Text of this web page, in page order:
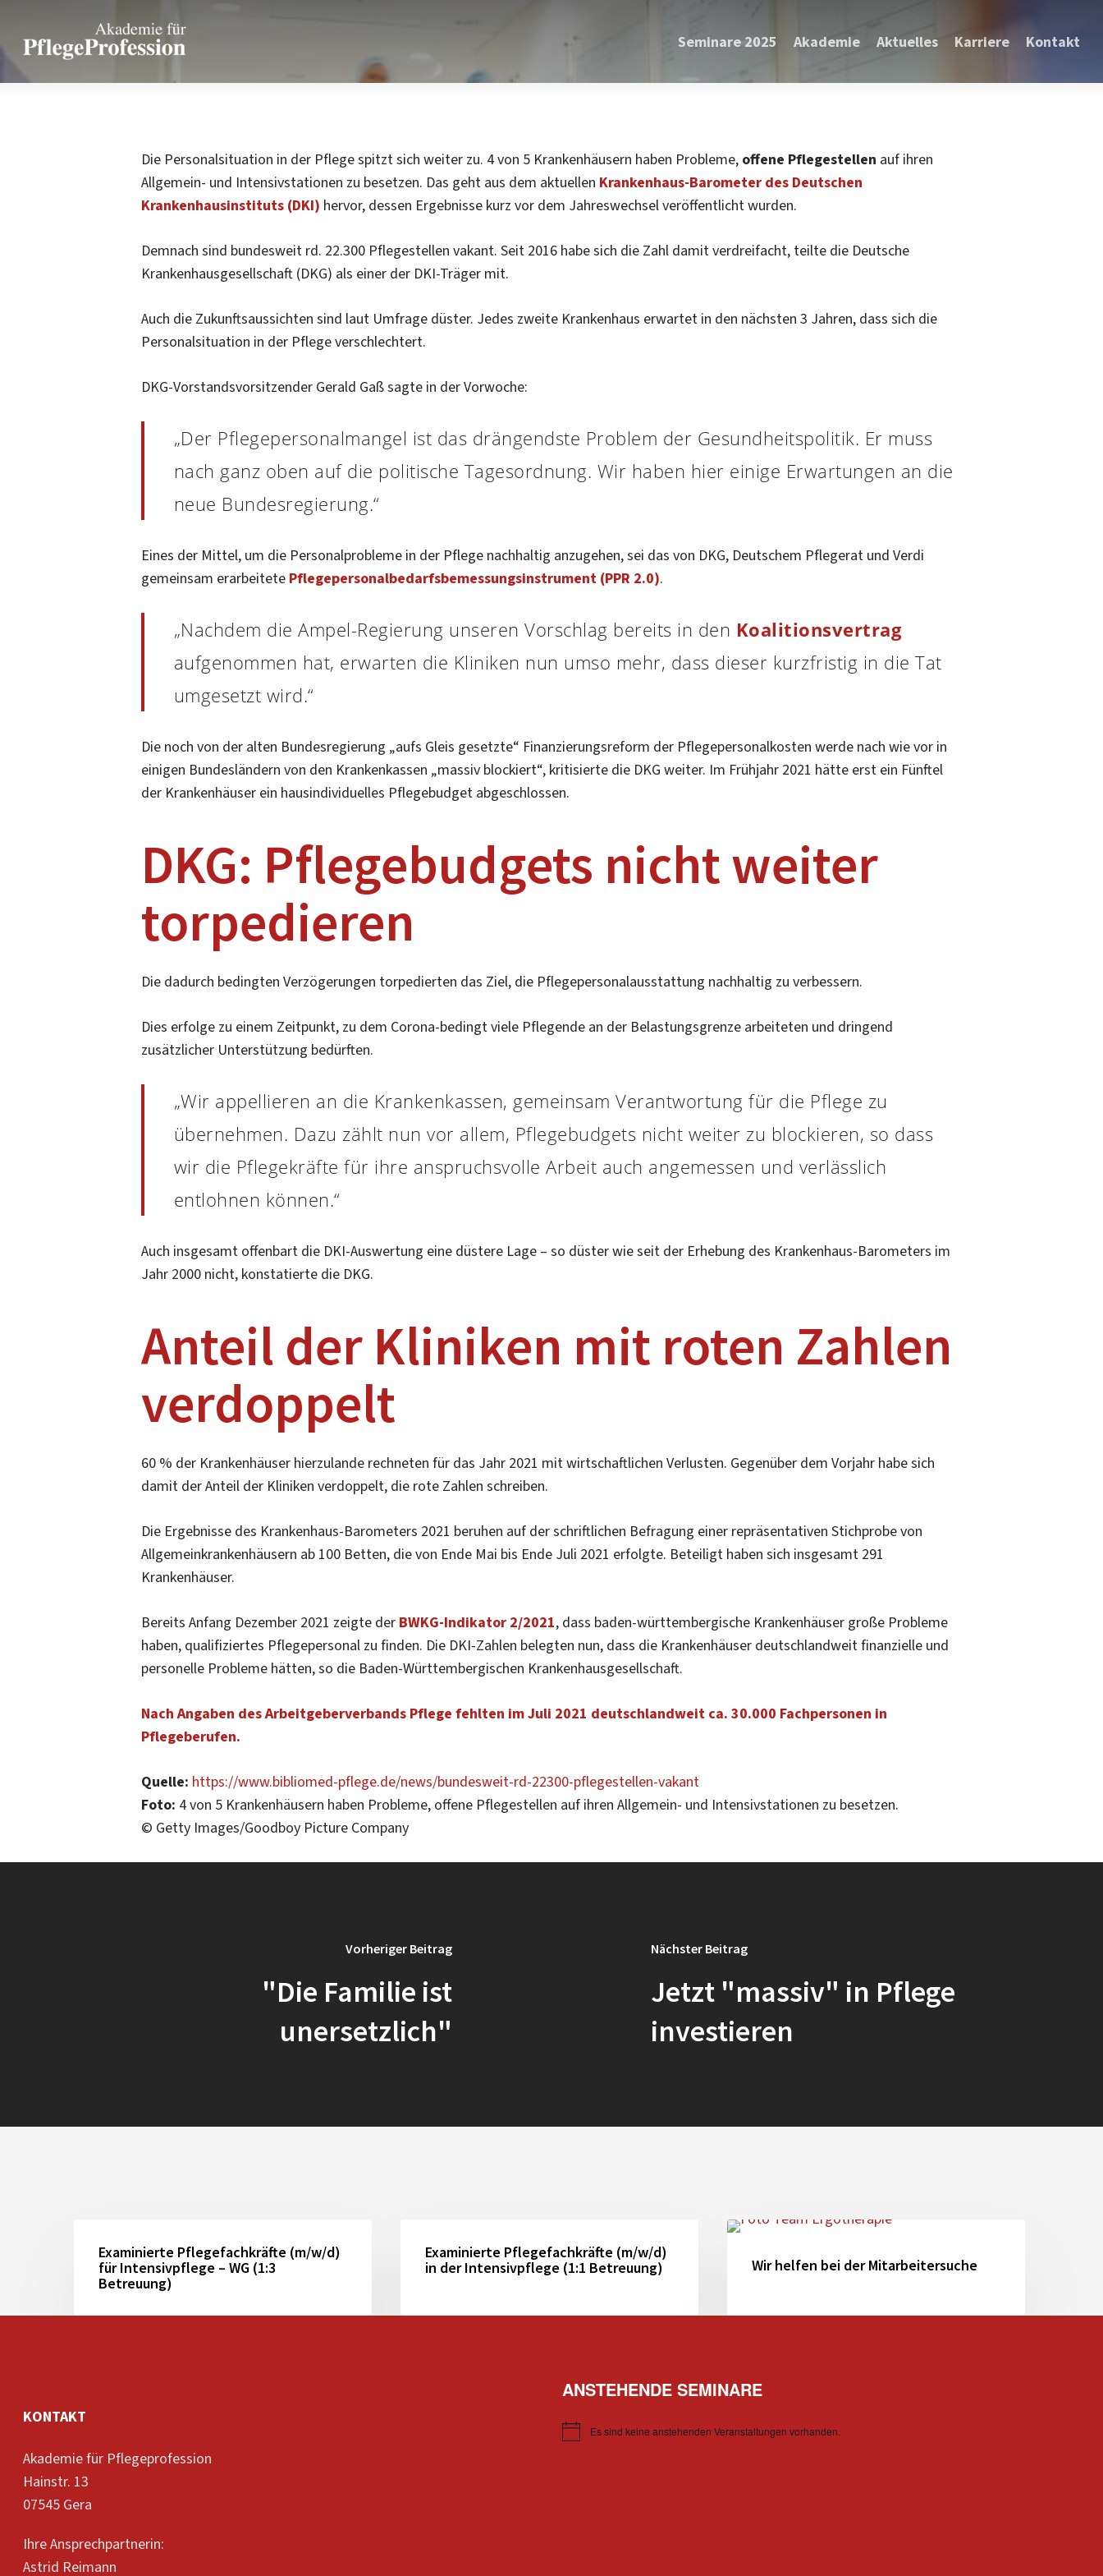
main
content
Seminare 2025 Akademie Aktuelles Karriere Kontakt
Bundesweit mind. 22.300 Pflegestellen vakant
Die Personalsituation in der Pflege spitzt sich weiter zu. 4 von 5 Krankenhäusern haben Probleme, offene Pflegestellen auf ihren
Allgemein- und Intensivstationen zu besetzen. Das geht aus dem aktuellen Krankenhaus-Barometer des Deutschen
Krankenhausinstituts (DKI) hervor, dessen Ergebnisse kurz vor dem Jahreswechsel veröffentlicht wurden.
Demnach sind bundesweit rd. 22.300 Pflegestellen vakant. Seit 2016 habe sich die Zahl damit verdreifacht, teilte die Deutsche
Krankenhausgesellschaft (DKG) als einer der DKI-Träger mit.
Auch die Zukunftsaussichten sind laut Umfrage düster. Jedes zweite Krankenhaus erwartet in den nächsten 3 Jahren, dass sich die
Personalsituation in der Pflege verschlechtert.
DKG-Vorstandsvorsitzender Gerald Gaß sagte in der Vorwoche:
„Der Pflegepersonalmangel ist das drängendste Problem der Gesundheitspolitik. Er muss
nach ganz oben auf die politische Tagesordnung. Wir haben hier einige Erwartungen an die
neue Bundesregierung.“
Eines der Mittel, um die Personalprobleme in der Pflege nachhaltig anzugehen, sei das von DKG, Deutschem Pflegerat und Verdi
gemeinsam erarbeitete Pflegepersonalbedarfsbemessungsinstrument (PPR 2.0).
„Nachdem die Ampel-Regierung unseren Vorschlag bereits in den Koalitionsvertrag
aufgenommen hat, erwarten die Kliniken nun umso mehr, dass dieser kurzfristig in die Tat
umgesetzt wird.“
Die noch von der alten Bundesregierung „aufs Gleis gesetzte“ Finanzierungsreform der Pflegepersonalkosten werde nach wie vor in
einigen Bundesländern von den Krankenkassen „massiv blockiert“, kritisierte die DKG weiter. Im Frühjahr 2021 hätte erst ein Fünftel
der Krankenhäuser ein hausindividuelles Pflegebudget abgeschlossen.
DKG: Pflegebudgets nicht weiter
torpedieren
Die dadurch bedingten Verzögerungen torpedierten das Ziel, die Pflegepersonalausstattung nachhaltig zu verbessern.
Dies erfolge zu einem Zeitpunkt, zu dem Corona-bedingt viele Pflegende an der Belastungsgrenze arbeiteten und dringend
zusätzlicher Unterstützung bedürften.
„Wir appellieren an die Krankenkassen, gemeinsam Verantwortung für die Pflege zu
übernehmen. Dazu zählt nun vor allem, Pflegebudgets nicht weiter zu blockieren, so dass
wir die Pflegekräfte für ihre anspruchsvolle Arbeit auch angemessen und verlässlich
entlohnen können.“
Auch insgesamt offenbart die DKI-Auswertung eine düstere Lage – so düster wie seit der Erhebung des Krankenhaus-Barometers im
Jahr 2000 nicht, konstatierte die DKG.
Anteil der Kliniken mit roten Zahlen
verdoppelt
60 % der Krankenhäuser hierzulande rechneten für das Jahr 2021 mit wirtschaftlichen Verlusten. Gegenüber dem Vorjahr habe sich
damit der Anteil der Kliniken verdoppelt, die rote Zahlen schreiben.
Die Ergebnisse des Krankenhaus-Barometers 2021 beruhen auf der schriftlichen Befragung einer repräsentativen Stichprobe von
Allgemeinkrankenhäusern ab 100 Betten, die von Ende Mai bis Ende Juli 2021 erfolgte. Beteiligt haben sich insgesamt 291
Krankenhäuser.
Bereits Anfang Dezember 2021 zeigte der BWKG-Indikator 2/2021, dass baden-württembergische Krankenhäuser große Probleme
haben, qualifiziertes Pflegepersonal zu finden. Die DKI-Zahlen belegten nun, dass die Krankenhäuser deutschlandweit finanzielle und
personelle Probleme hätten, so die Baden-Württembergischen Krankenhausgesellschaft.
Nach Angaben des Arbeitgeberverbands Pflege fehlten im Juli 2021 deutschlandweit ca. 30.000 Fachpersonen in
Pflegeberufen.
Quelle: https://www.bibliomed-pflege.de/news/bundesweit-rd-22300-pflegestellen-vakant
Foto: 4 von 5 Krankenhäusern haben Probleme, offene Pflegestellen auf ihren Allgemein- und Intensivstationen zu besetzen.
© Getty Images/Goodboy Picture Company
Vorheriger Beitrag
"Die Familie ist
unersetzlich"
Nächster Beitrag
Jetzt "massiv" in Pflege
investieren
Pflegefachkräfte
(m/w/d)
Intensivpflege
Betreuung)
Examinierte Pflegefachkräfte (m/w/d)
für Intensivpflege – WG (1:3
Betreuung)
Pflegefachkräfte
(m/w/d)
der
Examinierte Pflegefachkräfte (m/w/d)
in der Intensivpflege (1:1 Betreuung)
Wir
Mitarbeitersuche
Wir helfen bei der Mitarbeitersuche
KONTAKT
Akademie für Pflegeprofession
Hainstr. 13
07545 Gera
Ihre Ansprechpartnerin:
Astrid Reimann
ANSTEHENDE SEMINARE
HinweisEs sind keine anstehenden Veranstaltungen vorhanden.